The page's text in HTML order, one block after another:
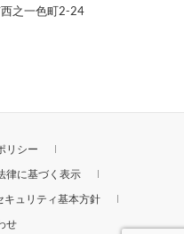
之一色町2-24
リシー
律に基づく表示
キュリティ基本方針
せ